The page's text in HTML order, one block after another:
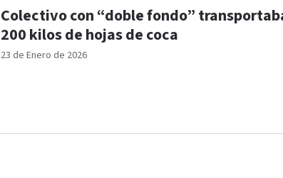
23 de Enero de 2026
Colectivo con “doble fondo”
200 kilos de hojas de coca